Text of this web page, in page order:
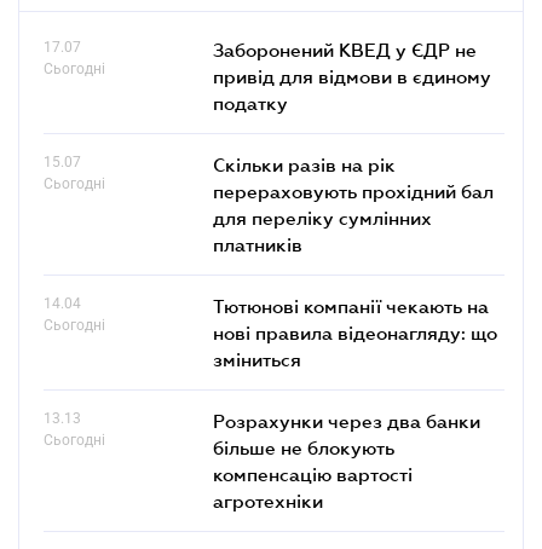
17.07
Сьогодні
Заборонений КВЕД у ЄДР не
привід для відмови в єдиному
податку
15.07
Сьогодні
Скільки разів на рік
перераховують прохідний бал
для переліку сумлінних
платників
14.04
Сьогодні
Тютюнові компанії чекають на
нові правила відеонагляду: що
зміниться
13.13
Сьогодні
Розрахунки через два банки
більше не блокують
компенсацію вартості
агротехніки